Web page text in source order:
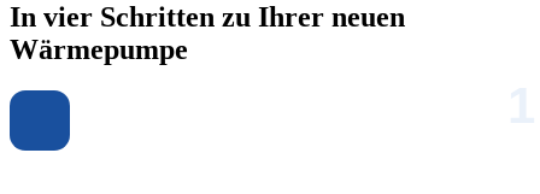
In vier Schritten zu Ihrer neuen
Wärmepumpe